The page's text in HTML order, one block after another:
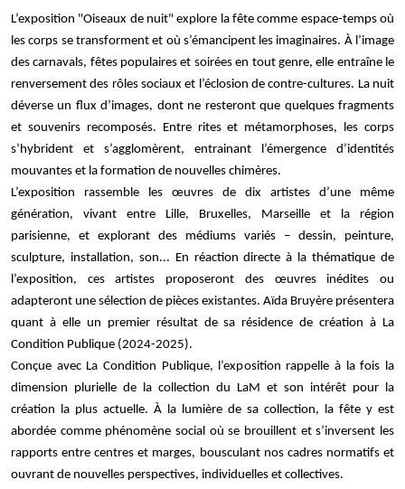
L’exposition "Oiseaux de nuit"explore la fête comme espace-temps où
les corps se transforment et où s’émancipent les imaginaires. À l’image
des carnavals, fêtes populaires et soirées en tout genre, elle entraîne le
renversement des rôles sociaux et l’éclosion de contre-cultures. La nuit
déverse un flux d’images, dont ne resteront que quelques fragments
et souvenirs recomposés. Entre rites et métamorphoses, les corps
s’hybrident et s’agglomèrent, entrainant l’émergence d’identités
mouvantes et la formation de nouvelles chimères.
L’exposition rassemble les œuvres de dix artistes d’une même
génération, vivant entre Lille, Bruxelles, Marseille et la région
parisienne, et explorant des médiums variés – dessin, peinture,
sculpture, installation, son... En réaction directe à la thématique de
l’exposition, ces artistes proposeront des œuvres inédites ou
adapteront une sélection de pièces existantes. Aïda Bruyère présentera
quant à elle un premier résultat de sa résidence de création à La
Condition Publique (2024-2025).
Conçue avec La Condition Publique, l’exposition rappelle à la fois la
dimension plurielle de la collection du LaM et son intérêt pour la
création la plus actuelle. À la lumière de sa collection, la fête y est
abordée comme phénomène social où se brouillent et s’inversent les
rapports entre centres et marges, bousculant nos cadres normatifs et
ouvrant de nouvelles perspectives, individuelles et collectives.